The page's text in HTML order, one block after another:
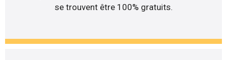
se trouvent être 100% gratuits.